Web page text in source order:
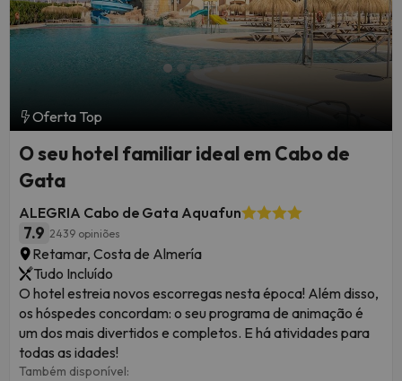
Oferta Top
O seu hotel familiar ideal em Cabo de
Gata
ALEGRIA Cabo de Gata Aquafun
7.9 2439 opiniões
Retamar, Costa de Almería
Tudo Incluído
O hotel estreia novos escorregas nesta época! Além disso,
os hóspedes concordam: o seu programa de animação é
um dos mais divertidos e completos. E há atividades para
todas as idades!
Também disponível: